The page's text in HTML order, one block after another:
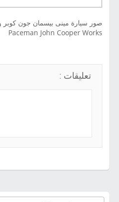
Paceman John Cooper Works
تعليقات :